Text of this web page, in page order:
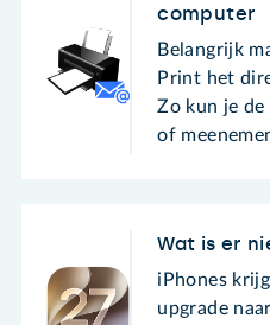
computer
Belangrijk
Print het
Zo kun je
of
Wat is er
iPhones
upgrade